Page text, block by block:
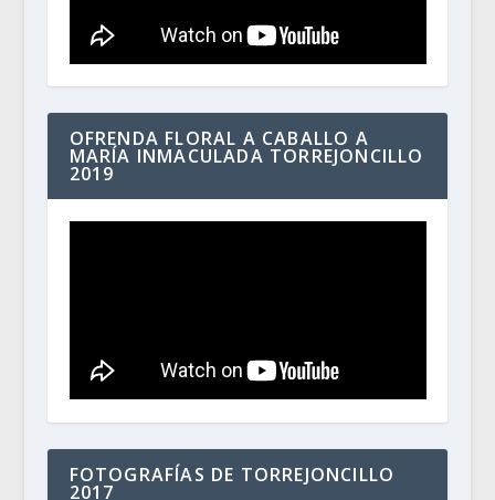
OFRENDA FLORAL A CABALLO A
MARÍA INMACULADA TORREJONCILLO
2019
FOTOGRAFÍAS DE TORREJONCILLO
2017